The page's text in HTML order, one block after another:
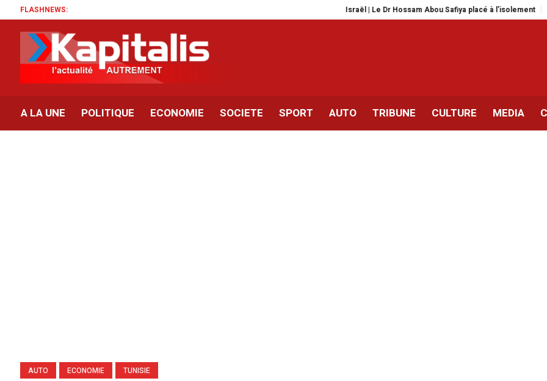
FLASHNEWS: Israël | Le Dr Hossam Abou Safiya placé à l’isolement Décès de
A LA UNE POLITIQUE ECONOMIE SOCIETE SPORT AUTO TRIBUNE CULTURE MEDIA
AUTO ECONOMIE TUNISIE